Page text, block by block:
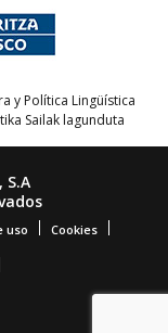
y Política Lingüística
Sailak lagunduta
uso Cookies